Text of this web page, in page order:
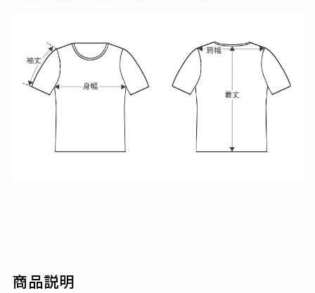
商品説明